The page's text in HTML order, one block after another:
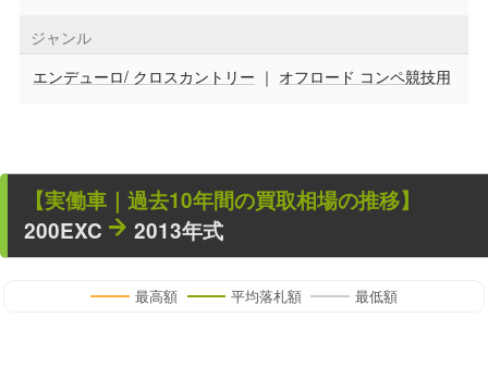
ジャンル
エンデューロ/ クロスカントリー ｜ オフロード コンペ競技用
【実働車 ｜過去10年間の買取相場の推移】
200EXC
2013年式
最高額 平均落札額 最低額